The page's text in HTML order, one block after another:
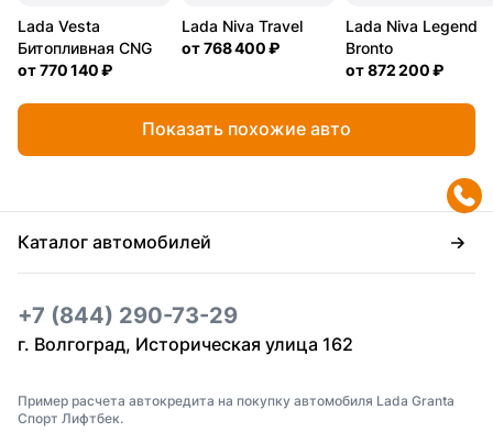
Lada Vesta
Битопливная CNG
от770 140 ₽
Lada Niva Travel
от768 400 ₽
Lada Niva Legend
Bronto
от872 200 ₽
Показать похожие авто
Каталог автомобилей
+7 (844) 290-73-29
г. Волгоград, Историческая улица 162
Пример расчета автокредита на покупку автомобиля Lada Granta
Спорт Лифтбек.